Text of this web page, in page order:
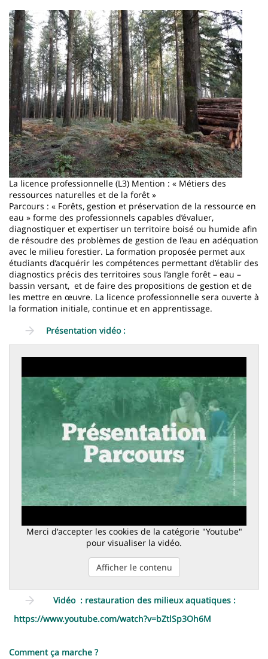
Contenu
de
la
page
principale
Imagen
La licence professionnelle (L3) Mention : « Métiers des
ressources naturelles et de la forêt »
Parcours : « Forêts, gestion et préservation de la ressource en
eau » forme des professionnels capables d’évaluer,
diagnostiquer et expertiser un territoire boisé ou humide afin
de résoudre des problèmes de gestion de l’eau en adéquation
avec le milieu forestier. La formation proposée permet aux
étudiants d’acquérir les compétences permettant d’établir des
diagnostics précis des territoires sous l’angle forêt – eau –
bassin versant, et de faire des propositions de gestion et de
les mettre en œuvre. La licence professionnelle sera ouverte à
la formation initiale, continue et en apprentissage.
Présentation vidéo :
Merci d'accepter les cookies de la catégorie "Youtube"
pour visualiser la vidéo.
Afficher le contenu
Vidéo : restauration des milieux aquatiques :
https://www.youtube.com/watch?v=bZtlSp3Oh6M
Comment ça marche ?